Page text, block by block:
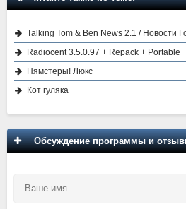
Talking Tom & Ben News 2.1 / Новости
Radiocent 3.5.0.97 + Repack + Portable
Нямстеры! Люкс
Кот гуляка
Обсуждение программы и